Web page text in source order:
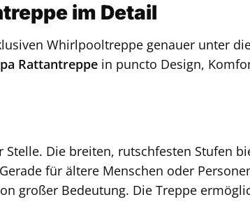
im Detail
Whirlpooltreppe genauer unter
Rattantreppe in puncto Design,
Stelle. Die breiten, rutschfesten Stufen
für ältere Menschen oder
großer Bedeutung. Die Treppe